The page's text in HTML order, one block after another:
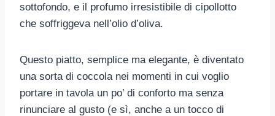
sottofondo, e il profumo irresistibile di cipollotto
che soffriggeva nell’olio d’oliva.
Questo piatto, semplice ma elegante, è diventato
una sorta di coccola nei momenti in cui voglio
portare in tavola un po’ di conforto ma senza
rinunciare al gusto (e sì, anche a un tocco di